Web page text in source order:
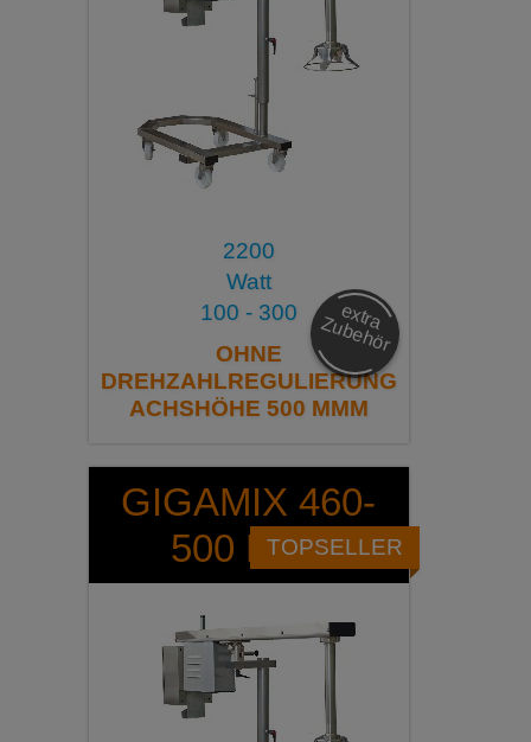
e
x
tra
Z
u
b
e
h
ö
r
2200
Watt
100 - 300
OHNE
DREHZAHLREGULIERUNG
ACHSHÖHE 500 MMM
TOPSELLER
GIGAMIX 460-
500 DZR